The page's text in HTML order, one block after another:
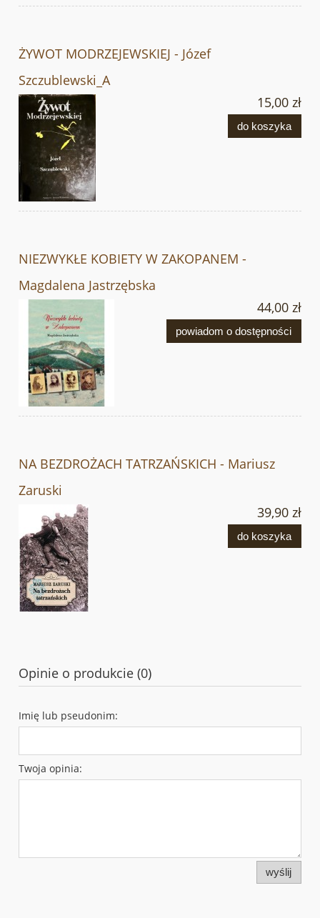
ŻYWOT MODRZEJEWSKIEJ - Józef
Szczublewski_A
15,00 zł
do koszyka
NIEZWYKŁE KOBIETY W ZAKOPANEM -
Magdalena Jastrzębska
44,00 zł
powiadom o dostępności
NA BEZDROŻACH TATRZAŃSKICH - Mariusz
Zaruski
39,90 zł
do koszyka
Opinie o produkcie (0)
Imię lub pseudonim:
Twoja opinia:
wyślij